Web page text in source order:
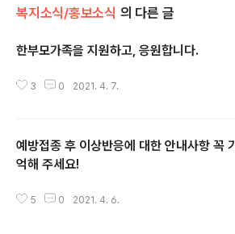
복지소식/홍보소식 의 다른 글
한부모가족을 지원하고, 응원합니다.
3 0 2021. 4. 7.
예방접종 후 이상반응에 대한 안내사항 꼭 기
억해 주세요!
5 0 2021. 4. 6.